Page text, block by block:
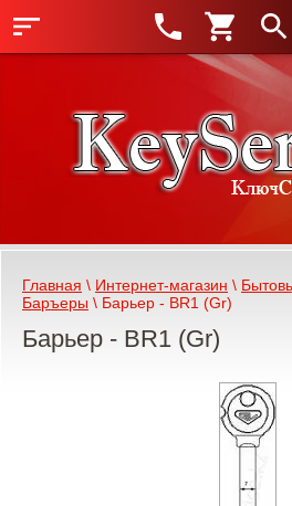
Главная \ Интернет-магазин \
Баръеры \ Барьер - BR1 (Gr)
Барьер - BR1 (Gr)